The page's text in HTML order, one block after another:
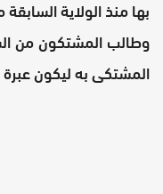
بها منذ الولاية
وطالب المشتكون من
المشتكى به ليكون